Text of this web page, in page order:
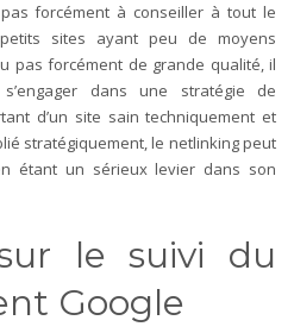
forcément à conseiller à tout le
sites ayant peu de moyens
pas forcément de grande qualité, il
dans une stratégie de
d’un site sain techniquement et
stratégiquement, le netlinking peut
étant un sérieux levier dans son
le suivi du
Google